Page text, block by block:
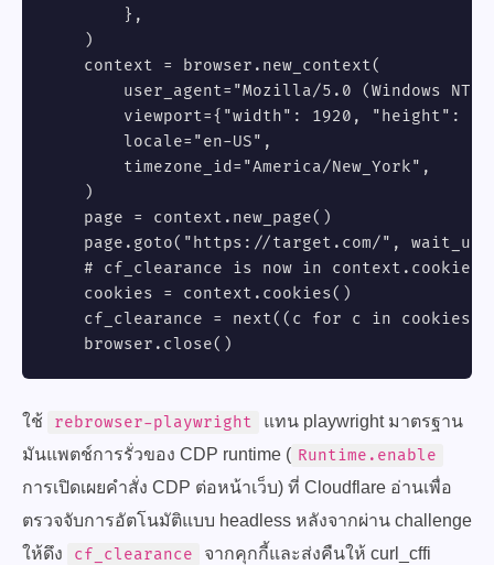
        },
    )
    context = browser.new_context(
user_agent="Mozilla/5.0 (Windows NT
viewport={"width": 1920, "height":
        locale="en-US",
        timezone_id="America/New_York",
    )
    page = context.new_page()
page.goto("https://target.com/",
# cf_clearance is now in
    cookies = context.cookies()
cf_clearance = next((c for c in cookies
    browser.close()
ใช้ rebrowser-playwright
แทน playwright มาตรฐาน
มันแพตช์การรั่วของ CDP runtime ( Runtime.enable
การเปิดเผยคำสั่ง CDP ต่อหน้าเว็บ) ที่ Cloudflare อ่านเพื่อ
ตรวจจับการอัตโนมัติแบบ headless หลังจากผ่าน challenge
ให้ดึง
cf_clearance
จากคุกกี้และส่งคืนให้ curl_cffi